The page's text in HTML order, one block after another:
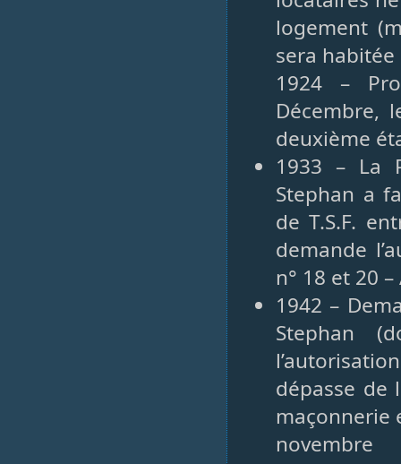
logement
sera
1924 –
Décembre,
deuxième
1933 – La
Stephan a
de T.S.F.
demande
n° 18 et 20
1942 –
Stephan
dépasse de
maçonnerie
novembre